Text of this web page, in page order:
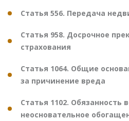
Статья 556. Передача
Статья 958. Досрочное
страхования
Статья 1064. Общие
за причинение вреда
Статья 1102. Обязанность
неосновательное